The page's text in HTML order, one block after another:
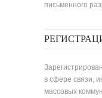
письменного
в сфере связи,
массовых